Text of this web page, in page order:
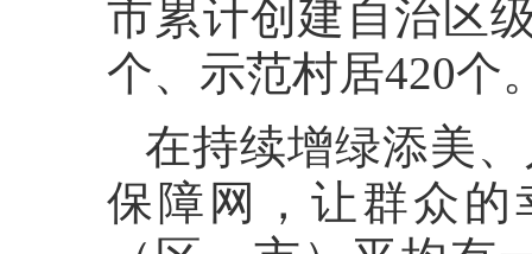
市累计创建自治区
个、示范村居420个
在持续增绿添美
保障网，让群众的